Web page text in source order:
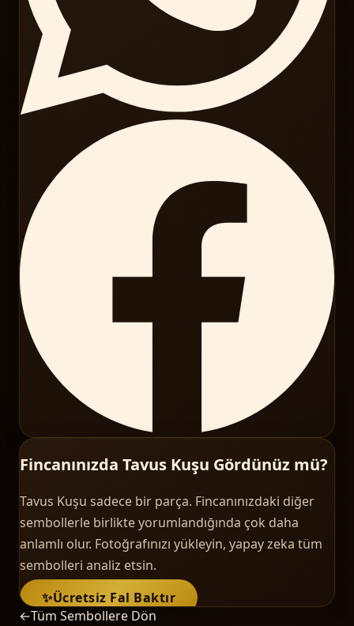
Fincanınızda Tavus Kuşu Gördünüz mü?
Tavus Kuşu sadece bir parça. Fincanınızdaki diğer
sembollerle birlikte yorumlandığında çok daha
anlamlı olur. Fotoğrafınızı yükleyin, yapay zeka tüm
sembolleri analiz etsin.
✨Ücretsiz Fal Baktır
←Tüm Sembollere Dön